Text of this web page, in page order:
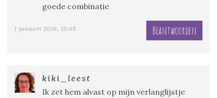
goede combinatie
1 januari 2016, 15:05 Beantwoorden
kiki_leest
Ik zet hem alvast op mijn verlanglijstje